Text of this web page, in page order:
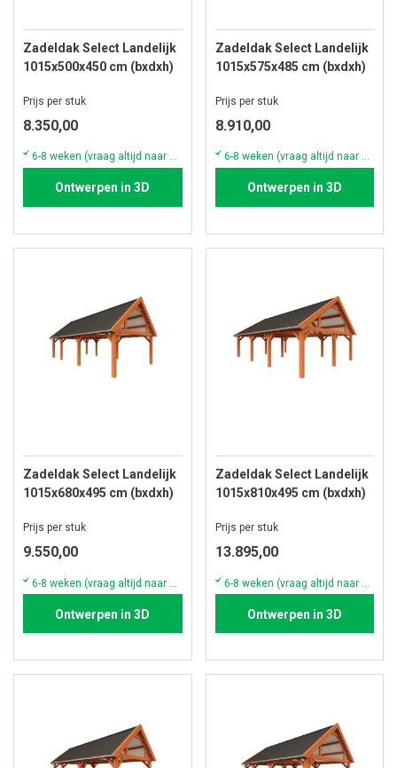
Zadeldak Select Landelijk
1015x500x450 cm (bxdxh)
Prijs per stuk
8.350,00
6-8 weken (vraag altijd naar de actuele voorraad & levertijd)
Ontwerpen in 3D
Zadeldak Select Landelijk
1015x575x485 cm (bxdxh)
Prijs per stuk
8.910,00
6-8 weken (vraag altijd naar de actuele voorraad & levertijd)
Ontwerpen in 3D
Zadeldak Select Landelijk
1015x680x495 cm (bxdxh)
Prijs per stuk
9.550,00
Ontwerpen in 3D
Zadeldak Select Landelijk
1015x810x495 cm (bxdxh)
Prijs per stuk
13.895,00
Ontwerpen in 3D